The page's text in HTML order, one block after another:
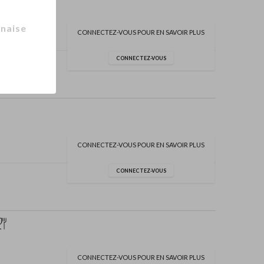
CONNECTEZ-VOUS POUR EN SAVOIR PLUS
CONNECTEZ-VOUS
CONNECTEZ-VOUS POUR EN SAVOIR PLUS
CONNECTEZ-VOUS
CONNECTEZ-VOUS POUR EN SAVOIR PLUS